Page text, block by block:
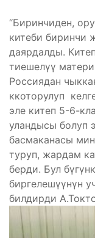
“Биринчиден,
китеби биринчи
даярдалды.
тиешелүү
Россиядан
ккоторулуп
эле китеп 5-6-
уландысы болуп
басмаканасы
туруп, жардам
берди. Бул
биргелешүүнүн
билдирди